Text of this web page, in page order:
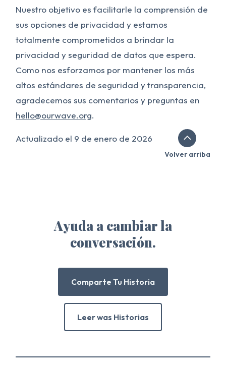
Nuestro objetivo es facilitarle la comprensión de
sus opciones de privacidad y estamos
totalmente comprometidos a brindar la
privacidad y seguridad de datos que espera.
Como nos esforzamos por mantener los más
altos estándares de seguridad y transparencia,
agradecemos sus comentarios y preguntas en
hello@ourwave.org.
Actualizado el 9 de enero de 2026
Volver arriba
Ayuda a cambiar la
conversación.
Comparte Tu Historia
Leer was Historias